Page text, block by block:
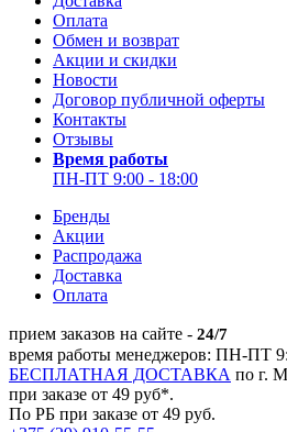
Оплата
Обмен и возврат
Акции и скидки
Новости
Договор публичной оферты
Контакты
Отзывы
Время работы
ПН-ПТ 9:00 - 18:00
Бренды
Акции
Распродажа
Доставка
Оплата
прием заказов на сайте - 24/7
время работы менеджеров: ПН-ПТ
БЕСПЛАТНАЯ ДОСТАВКА по г.
при заказе от 49 руб*.
По РБ при заказе от 49 руб.